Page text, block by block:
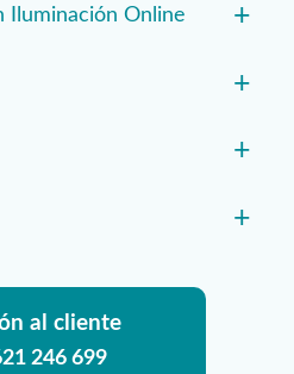
Iluminación Online +
+
+
+
al cliente
246 699